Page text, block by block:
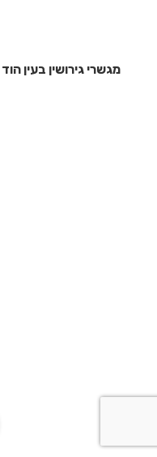
מגשרי גירושין בעין הוד